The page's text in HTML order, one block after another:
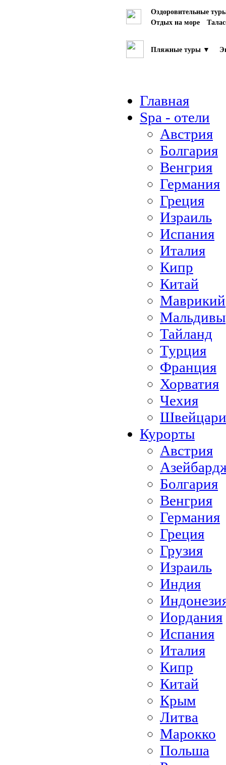
Оздоровительные
Отдых на море
Пляжные туры ▼
Главная
Spa - отели
Австрия
Болгария
Венгрия
Германия
Греция
Израиль
Испания
Италия
Кипр
Китай
Маврикий
Мальдивы
Тайланд
Турция
Франция
Хорватия
Чехия
Курорты
Австрия
Болгария
Венгрия
Германия
Греция
Грузия
Израиль
Индия
Иордания
Испания
Италия
Кипр
Китай
Крым
Литва
Марокко
Польша